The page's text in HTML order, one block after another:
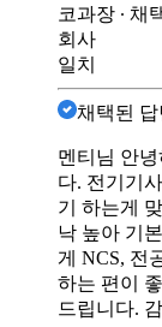
코과장 ∙ 채
회사
일치
채택된 답
멘티님 안
다. 전기기
기 하는게
낙 높아 기
게 NCS, 전
하는 편이
드립니다.